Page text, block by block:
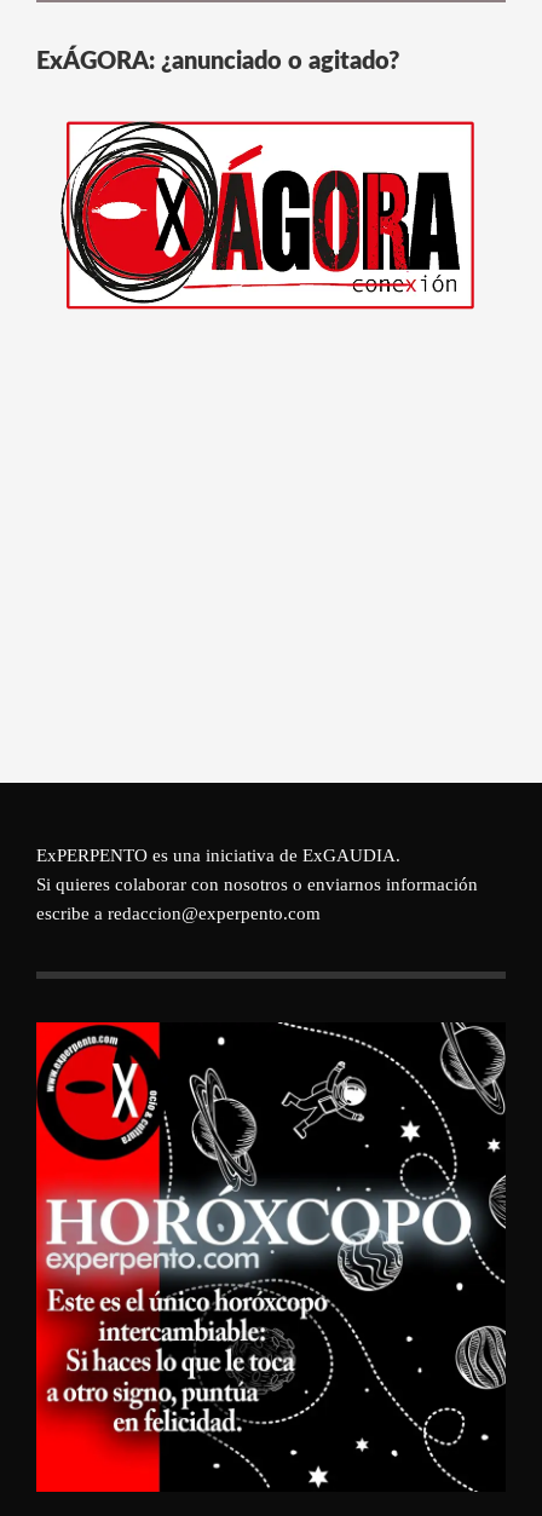
ExÁGORA: ¿anunciado o agitado?
ExPERPENTO es una iniciativa de ExGAUDIA.
Si quieres colaborar con nosotros o enviarnos información
escribe a redaccion@experpento.com